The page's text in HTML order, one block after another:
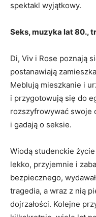
spektakl wyjątkowy.
Seks, muzyka lat 80.,
Di, Viv i Rose poznają
postanawiają
Meblują mieszkanie i
i przygotowują się do
rozszyfrowywać swoje
i gadają o seksie.
Wiodą studenckie
lekko, przyjemnie i
bezpiecznego,
tragedia, a wraz z nią
dojrzałości. Kolejne